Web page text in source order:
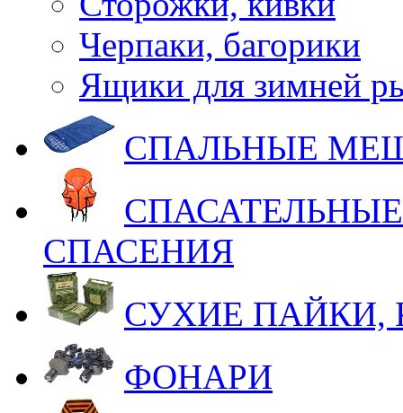
Черпаки, багорики
Ящики для зимней
СПАЛЬНЫЕ
СПАСЕНИЯ
СУХИЕ ПАЙКИ,
ФОНАРИ